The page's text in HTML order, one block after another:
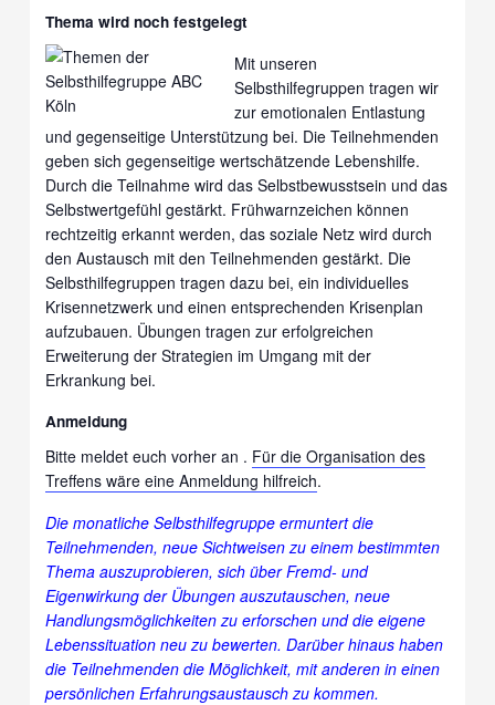
Thema wird noch festgelegt
Mit unseren
Selbsthilfegruppen tragen wir
zur emotionalen Entlastung
und gegenseitige Unterstützung bei. Die Teilnehmenden
geben sich gegenseitige wertschätzende Lebenshilfe.
Durch die Teilnahme wird das Selbstbewusstsein und das
Selbstwertgefühl gestärkt. Frühwarnzeichen können
rechtzeitig erkannt werden, das soziale Netz wird durch
den Austausch mit den Teilnehmenden gestärkt. Die
Selbsthilfegruppen tragen dazu bei, ein individuelles
Krisennetzwerk und einen entsprechenden Krisenplan
aufzubauen. Übungen tragen zur erfolgreichen
Erweiterung der Strategien im Umgang mit der
Erkrankung bei.
Anmeldung
Bitte meldet euch vorher an . Für die Organisation des
Treffens wäre eine Anmeldung hilfreich.
Die monatliche Selbsthilfegruppe ermuntert die
Teilnehmenden, neue Sichtweisen zu einem bestimmten
Thema auszuprobieren, sich über Fremd- und
Eigenwirkung der Übungen auszutauschen, neue
Handlungsmöglichkeiten zu erforschen und die eigene
Lebenssituation neu zu bewerten. Darüber hinaus haben
die Teilnehmenden die Möglichkeit, mit anderen in einen
persönlichen Erfahrungsaustausch zu kommen.